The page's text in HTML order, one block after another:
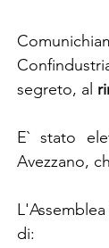
segreto, al
E` stato
Avezzano,
di: